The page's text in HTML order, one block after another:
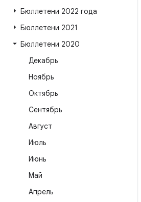
Бюллетени 2022 года
Бюллетени 2021
Бюллетени 2020
Декабрь
Ноябрь
Октябрь
Сентябрь
Август
Июль
Июнь
Май
Апрель